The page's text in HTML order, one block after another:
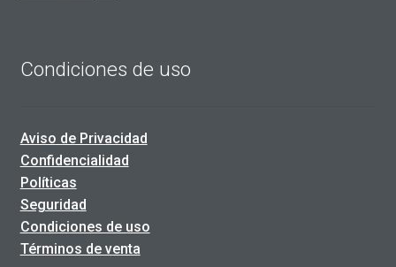
Condiciones de uso
Aviso de Privacidad
Confidencialidad
Políticas
Seguridad
Condiciones de uso
Términos de venta